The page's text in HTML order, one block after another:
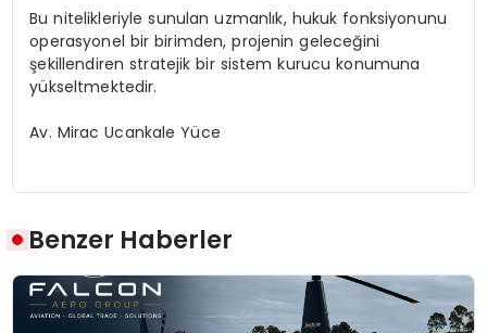
Bu nitelikleriyle sunulan uzmanlık, hukuk fonksiyonunu
operasyonel bir birimden, projenin geleceğini
şekillendiren stratejik bir sistem kurucu konumuna
yükseltmektedir.
Av. Mirac Ucankale Yüce
Benzer Haberler